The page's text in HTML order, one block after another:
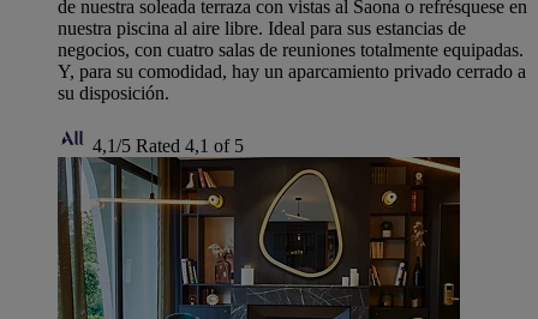
de nuestra soleada terraza con vistas al Saona o refrésquese en
nuestra piscina al aire libre. Ideal para sus estancias de
negocios, con cuatro salas de reuniones totalmente equipadas.
Y, para su comodidad, hay un aparcamiento privado cerrado a
su disposición.
4,1/5 Rated 4,1 of 5